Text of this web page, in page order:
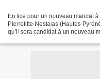
En lice pour un nouveau mandat
Pierrefitte-Nestalas (Hautes-
qu’il sera candidat à un nouveau